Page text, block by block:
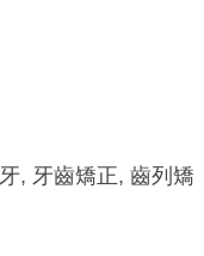
, 牙齒矯正, 齒列矯